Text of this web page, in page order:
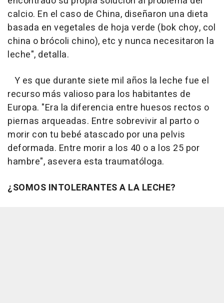
calcio. En el caso de China, diseñaron una dieta
basada en vegetales de hoja verde (bok choy, col
china o brócoli chino), etc y nunca necesitaron la
leche", detalla.
Y es que durante siete mil años la leche fue el
recurso más valioso para los habitantes de
Europa. "Era la diferencia entre huesos rectos o
piernas arqueadas. Entre sobrevivir al parto o
morir con tu bebé atascado por una pelvis
deformada. Entre morir a los 40 o a los 25 por
hambre", asevera esta traumatóloga.
¿SOMOS INTOLERANTES A LA LECHE?